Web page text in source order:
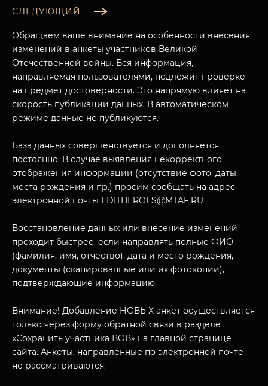
МУЗЕЙНЫЙ КОМПЛЕКС
ПОСЕТИТЕЛЯМ
НАЗАД
СЛЕДУЮЩИЙ
Обращаем ваше внимание на особенности внесения
изменений в анкеты участников Великой
Отечественной войны. Вся информация,
направляемая пользователями, подлежит проверке
на предмет достоверности. Это напрямую влияет на
скорость публикации данных. В автоматическом
режиме данные не публикуются.
База данных совершенствуется и дополняется
постоянно. В случае выявления некорректного
отображения информации (отсутствие фото, даты,
места рождения и пр.) просим сообщать на адрес
электронной почты EDITHEROES@MTAF.RU
Восстановление данных или внесение изменений
проходит быстрее, если направлять полные ФИО
(фамилия, имя, отчество), дата и место рождения,
документы (сканированные или их фотокопии),
подтверждающие информацию.
Внимание! Добавление НОВЫХ анкет осуществляется
только через форму обратной связи в разделе
«Сохранить участника ВОВ» на главной странице
сайта. Анкеты, направленные по электронной почте -
не рассматриваются.